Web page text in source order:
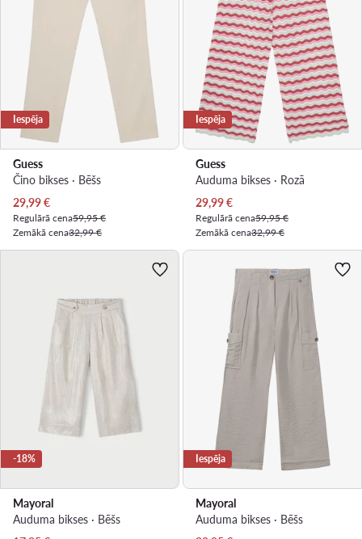
Iespēja
Guess
Čino bikses · Bēšs
Pašreizējā cena
29,99€
Regulārā cena59,95 €
Zemākā cena32,99 €
Iespēja
Guess
Auduma bikses · Rozā
Pašreizējā cena
29,99€
Regulārā cena59,95 €
Zemākā cena32,99 €
-18%
Mayoral
Auduma bikses · Bēšs
Iespēja
Mayoral
Auduma bikses · Bēšs